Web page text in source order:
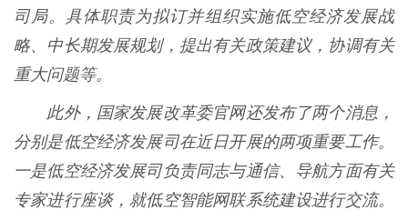
司局。具体职责为拟订并组织实施低空经济发展战
略、中长期发展规划，提出有关政策建议，协调有关
重大问题等。
此外，国家发展改革委官网还发布了两个消息，
分别是低空经济发展司在近日开展的两项重要工作。
一是低空经济发展司负责同志与通信、导航方面有关
专家进行座谈，就低空智能网联系统建设进行交流。